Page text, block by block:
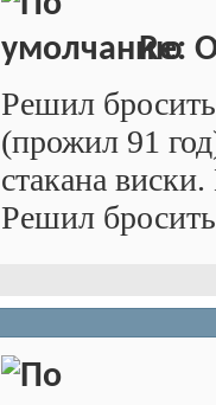
Re:
Решил
(прожил 91
стакана
Решил